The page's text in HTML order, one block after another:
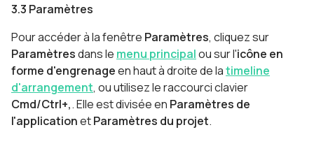
3.3 Paramètres
Pour accéder à la fenêtre Paramètres, cliquez sur
Paramètresdans le menu principalou sur l'icône en
forme d'engrenageen haut à droite de latimeline
d'arrangement, ou utilisez le raccourci clavier
Cmd/Ctrl+,. Elle est divisée en Paramètres de
l'applicationetParamètres du projet.